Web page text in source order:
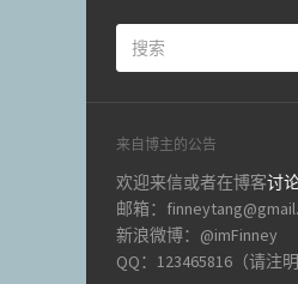
来自博主的公告
欢迎来信或者在博客讨
邮箱：
新浪微博：@imFinney
QQ：123465816（请注